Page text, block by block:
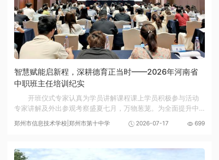
智慧赋能启新程，深耕德育正当时——2026年河南省
中职班主任培训纪实
开班仪式专家认真为学员讲解课程课上学员积极参与活动
专家讲解及外出参观考察盛夏七月，万物葱茏。为全面提升中
等职业学校班主任的综合素养与育人能力，7月11日——21日，
由河南省教育厅主办的“2026年河南省暨郑州...
郑州市信息技术学校|郑州市第十中学 2026-07-17 699